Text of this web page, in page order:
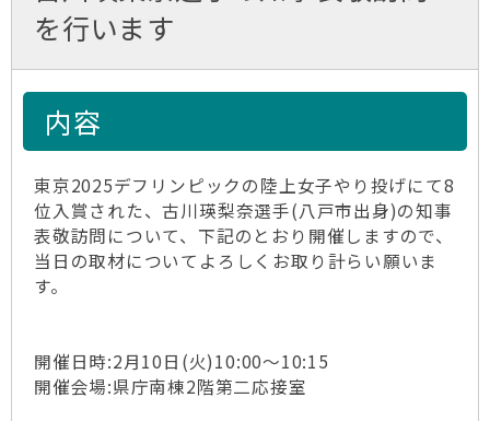
を行います
内容
東京2025デフリンピックの陸上女子やり投げにて8
位入賞された、古川瑛梨奈選手(八戸市出身)の知事
表敬訪問について、下記のとおり開催しますので、
当日の取材についてよろしくお取り計らい願いま
す。
開催日時:2月10日(火)10:00～10:15
開催会場:県庁南棟2階第二応接室